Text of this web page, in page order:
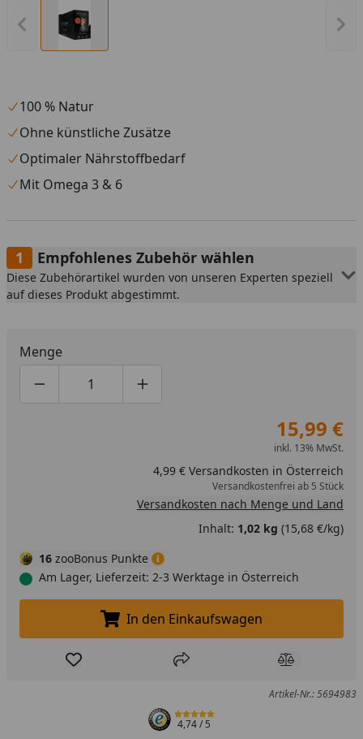
Vorheriges Bild anzeigen
100 % Natur
Ohne künstliche Zusätze
Optimaler Nährstoffbedarf
Mit Omega 3 & 6
Empfohlenes Zubehör wählen
Diese Zubehörartikel wurden von unseren Experten speziell
auf dieses Produkt abgestimmt.
Menge
Produktmenge um eins verringern
Produktmenge manuell eingeben
Produktmenge um eins erhöhen
15,99 €
inkl. 13% MwSt.
4,99 € Versandkosten in Österreich
Versandkostenfrei ab 5 Stück
Versandkosten nach Menge und Land
Inhalt: 1,02 kg (15,68 €/kg)
16 zooBonus Punkte
Am Lager, Lieferzeit: 2-3 Werktage in Österreich
In den Einkaufswagen legen
In den Einkaufswagen
Produkt zur Wunschliste hinzufügen
Teilen Produkt
Artikel-Nr.: 5694983
4,74/ 5